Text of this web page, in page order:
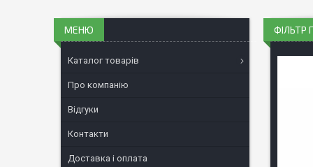
ФІЛЬТР
Каталог товарів
Про компанію
Відгуки
Контакти
Доставка і оплата